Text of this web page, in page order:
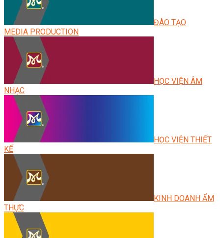
ĐÀO TẠO
MEDIA PRODUCTION
HỌC VIỆN ÂM
NHẠC
HỌC VIỆN THIẾT
KẾ
KINH DOANH ẨM
THỰC